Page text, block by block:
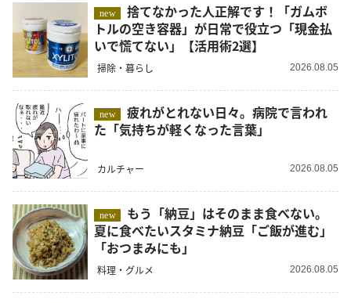
new
捨てなかった人正解です！「ガムボ
トルの空き容器」が日常で役立つ「現金払
いで慌てない」【活用術2選】
掃除・暮らし 2026.08.05
new
疲れがとれない日々。病院で言われ
た「気持ちが軽くなった言葉」
カルチャー 2026.08.05
new
夏に食べたいスタミナ納豆「ご飯が進む」
「おつまみにも」
料理・グルメ 2026.08.05